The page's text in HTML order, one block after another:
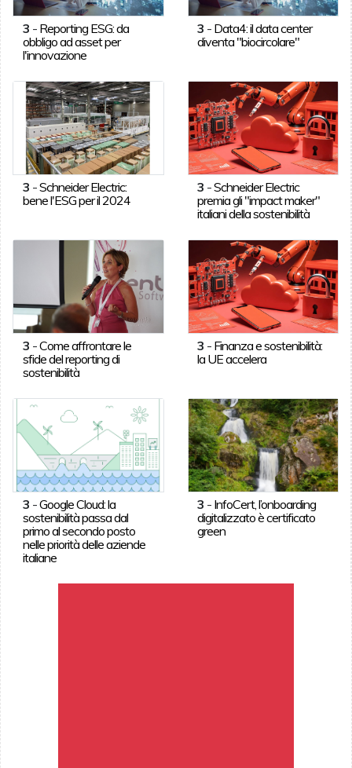
3 - Reporting ESG: da
obbligo ad asset per
l'innovazione
3 - Data4: il data center
diventa "biocircolare"
3 -Schneider Electric:
bene l'ESG per il 2024
3 -Schneider Electric
premia gli "impact maker"
italiani della sostenibilità
3 -Come affrontare le
sfide del reporting di
sostenibilità
3 - Finanza e sostenibilità:
la UE accelera
3 -Google Cloud: la
sostenibilità passa dal
primo al secondo posto
nelle priorità delle aziende
italiane
3 - InfoCert, l’onboarding
digitalizzato è certificato
green